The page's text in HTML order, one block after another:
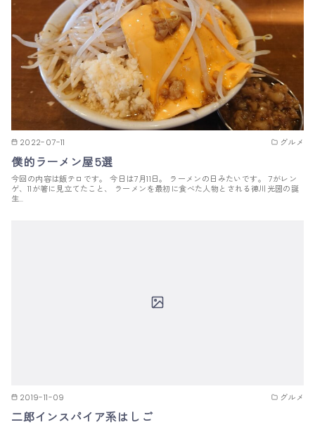
2022-07-11 グルメ
僕的ラーメン屋5選
今回の内容は飯テロです。 今日は7月11日。 ラーメンの日みたいです。 7がレン
ゲ、11が箸に見立てたこと、 ラーメンを最初に食べた人物とされる徳川光圀の誕
生…
2019-11-09 グルメ
二郎インスパイア系はしご